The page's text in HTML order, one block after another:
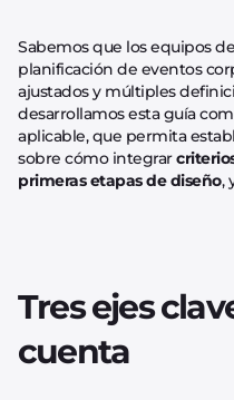
Sabemos que los equipos
planificación de eventos
ajustados y múltiples
desarrollamos esta guía
aplicable, que permita
sobre cómo integrar
primeras etapas de diseño,
Tres ejes
cuenta